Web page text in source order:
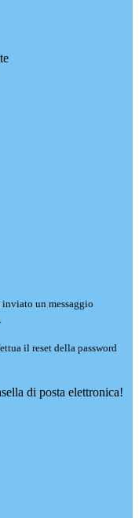
inviato un messaggio
il reset della password
di posta elettronica!